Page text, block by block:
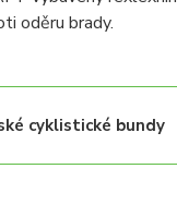
oděru brady.
cyklistické bundy